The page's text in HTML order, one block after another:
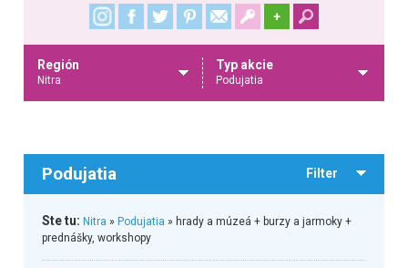
+
Región
Nitra
Typ akcie
Podujatia
Podujatia Filter
Ste tu: Nitra » Podujatia » hrady a múzeá + burzy a jarmoky +
prednášky, workshopy